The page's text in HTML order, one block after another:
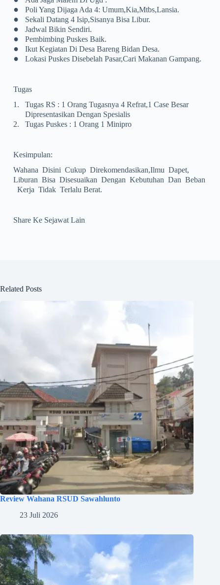
• Poli Yang Dijaga Ada 4: Umum,kia,mtbs,lansia.
• Sekali Datang 4 Isip,sisanya Bisa Libur.
• Jadwal Bikin Sendiri.
• Pembimbing Puskes Baik.
• Ikut Kegiatan Di Desa Bareng Bidan Desa.
• Lokasi Puskes Disebelah Pasar,cari Makanan Gampang.
Tugas
1.
Tugas RS : 1 Orang Tugasnya 4 Refrat,1 Case Besar
Dipresentasikan Dengan Spesialis
2.
Tugas Puskes : 1 Orang 1 Minipro
Kesimpulan:
Wahana Disini Cukup Direkomendasikan,ilmu Dapet,
Liburan Bisa Disesuaikan Dengan Kebutuhan Dan Beban
Kerja Tidak Terlalu Berat.
Share Ke Sejawat Lain
Related Posts
Review Wahana RSUD Sawahlunto
23 Juli 2026